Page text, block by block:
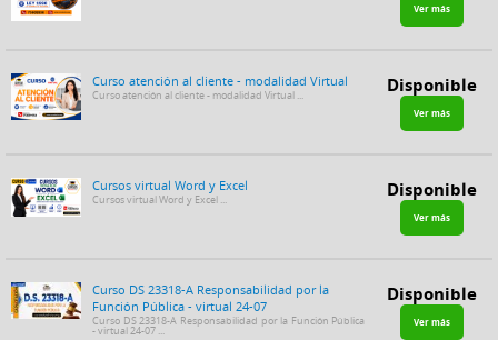
Ver más
Curso atención al cliente - modalidad Virtual
Curso atención al cliente - modalidad Virtual ... Disponible
Ver más
Cursos virtual Word y Excel
Cursos virtual Word y Excel ... Disponible
Ver más
Curso DS 23318-A Responsabilidad por la
Función Pública - virtual 24-07
Curso DS 23318-A Responsabilidad por la Función Pública
- virtual 24-07 ...
Disponible
Ver más